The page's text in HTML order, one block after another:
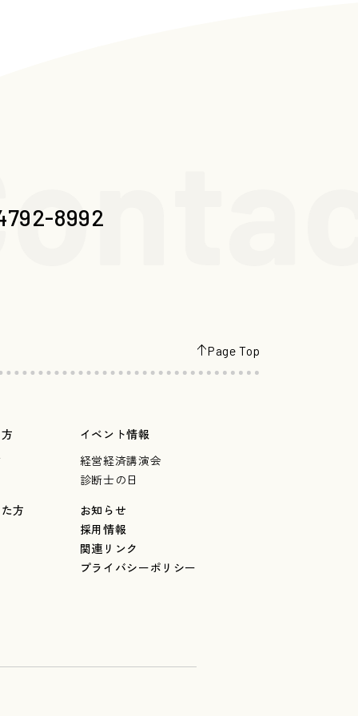
8992
Page Top
方
イベント情報
経営経済講演会
診断士の日
お知らせ
採用情報
関連リンク
プライバシーポリシー